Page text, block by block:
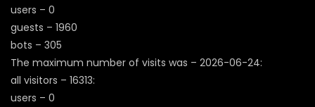
users – 0
guests – 1960
bots – 305
The maximum number of visits was – 2026-06-24:
all visitors – 16313:
users – 0